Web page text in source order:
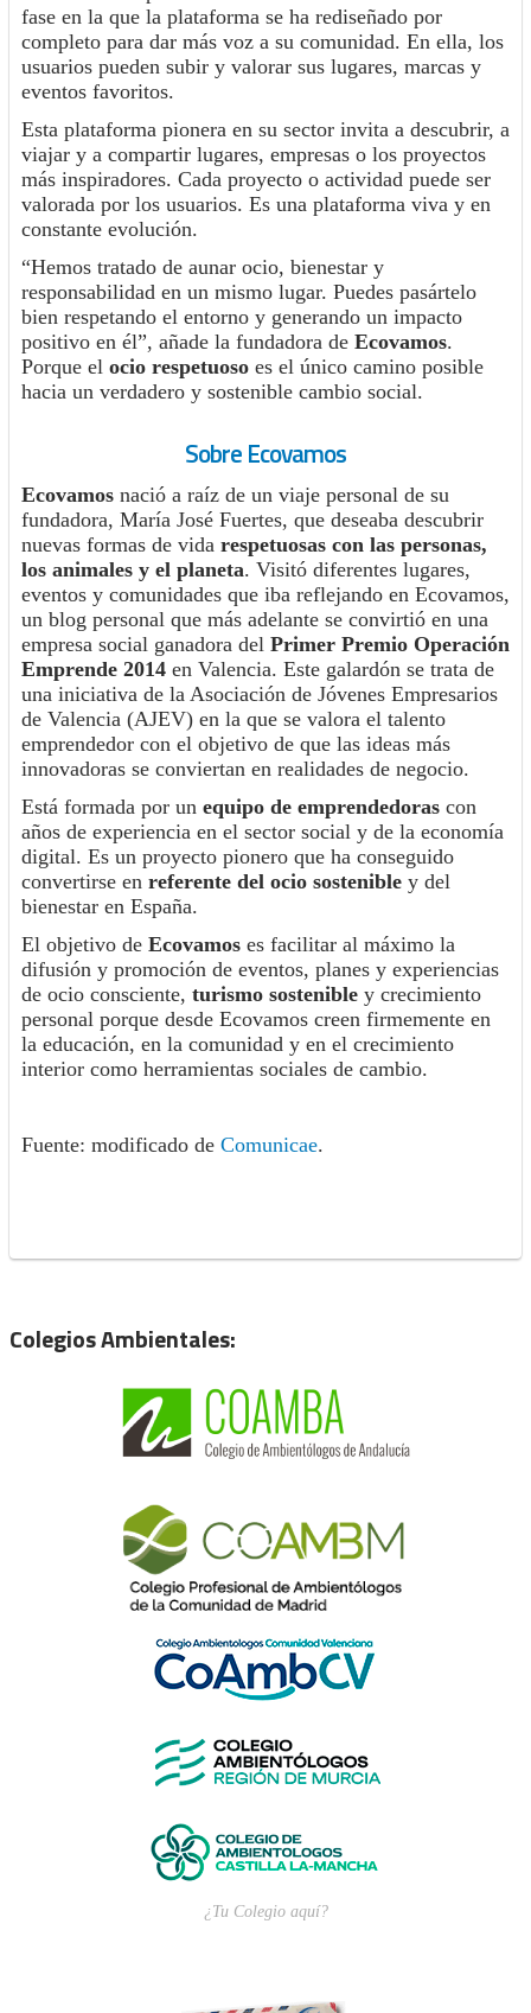
fase en la que la plataforma se ha rediseñado por
completo para dar más voz a su comunidad. En ella, los
usuarios pueden subir y valorar sus lugares, marcas y
eventos favoritos.
Esta plataforma pionera en su sector invita a descubrir, a
viajar y a compartir lugares, empresas o los proyectos
más inspiradores. Cada proyecto o actividad puede ser
valorada por los usuarios. Es una plataforma viva y en
constante evolución.
“Hemos tratado de aunar ocio, bienestar y
responsabilidad en un mismo lugar. Puedes pasártelo
bien respetando el entorno y generando un impacto
positivo en él”, añade la fundadora de Ecovamos.
Porque el ocio respetuoso es el único camino posible
hacia un verdadero y sostenible cambio social.
Sobre Ecovamos
Ecovamos nació a raíz de un viaje personal de su
fundadora, María José Fuertes, que deseaba descubrir
nuevas formas de vida respetuosas con las personas,
los animales y el planeta. Visitó diferentes lugares,
eventos y comunidades que iba reflejando en Ecovamos,
un blog personal que más adelante se convirtió en una
empresa social ganadora del Primer Premio Operación
Emprende 2014 en Valencia. Este galardón se trata de
una iniciativa de la Asociación de Jóvenes Empresarios
de Valencia (AJEV) en la que se valora el talento
emprendedor con el objetivo de que las ideas más
innovadoras se conviertan en realidades de negocio.
Está formada por un equipo de emprendedoras con
años de experiencia en el sector social y de la economía
digital. Es un proyecto pionero que ha conseguido
convertirse en referente del ocio sostenible y del
bienestar en España.
El objetivo de Ecovamos es facilitar al máximo la
difusión y promoción de eventos, planes y experiencias
de ocio consciente, turismo sostenible y crecimiento
personal porque desde Ecovamos creen firmemente en
la educación, en la comunidad y en el crecimiento
interior como herramientas sociales de cambio.
Fuente: modificado de Comunicae.
Colegios Ambientales:
¿Tu Colegio aquí?